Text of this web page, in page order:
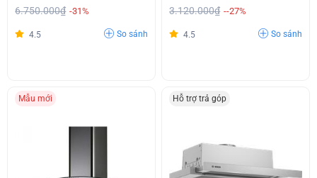
6.750.000₫ -31%
4.5 So sánh
3.120.000₫ --27%
4.5 So sánh
Mẫu mới Hỗ trợ trả góp